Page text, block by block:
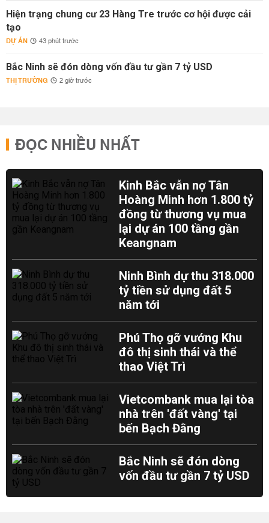
Hiện trạng chung cư 23 Hàng Tre trước cơ hội được cải
tạo
DỰ ÁN 43 phút trước
Bắc Ninh sẽ đón dòng vốn đầu tư gần 7 tỷ USD
THỊ TRƯỜNG 2 giờ trước
ĐỌC NHIỀU NHẤT
Kinh Bắc vẫn nợ Tân
Hoàng Minh hơn 1.800 tỷ
đồng từ thương vụ mua
lại dự án 100 tầng gần
Keangnam
Ninh Bình dự thu 318.000
tỷ tiền sử dụng đất 5
năm tới
Phú Thọ gỡ vướng Khu
đô thị sinh thái và thể
thao Việt Trì
Vietcombank mua lại tòa
nhà trên 'đất vàng' tại
bến Bạch Đằng
Bắc Ninh sẽ đón dòng
vốn đầu tư gần 7 tỷ USD